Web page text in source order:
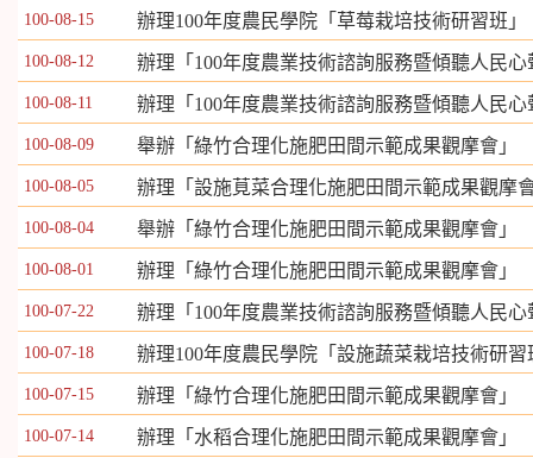
100-08-15 辦理100年度農民學院「草莓栽培技術研習班」
100-08-12 辦理「100年度農業技術諮詢服務暨傾聽人民心
100-08-11 辦理「100年度農業技術諮詢服務暨傾聽人民心
100-08-09 舉辦「綠竹合理化施肥田間示範成果觀摩會」
100-08-05 辦理「設施莧菜合理化施肥田間示範成果觀摩
100-08-04 舉辦「綠竹合理化施肥田間示範成果觀摩會」
100-08-01 辦理「綠竹合理化施肥田間示範成果觀摩會」
100-07-22 辦理「100年度農業技術諮詢服務暨傾聽人民心
100-07-18 辦理100年度農民學院「設施蔬菜栽培技術研習
100-07-15 辦理「綠竹合理化施肥田間示範成果觀摩會」
100-07-14 辦理「水稻合理化施肥田間示範成果觀摩會」